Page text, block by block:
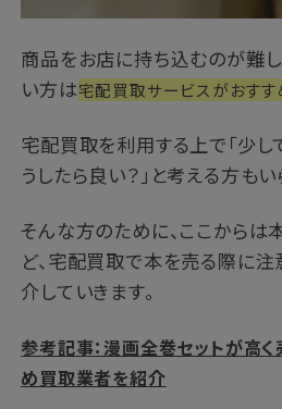
商品をお店に持ち込むのが難
い方は宅配買取サービスがおすす
宅配買取を利用する上で「少
うしたら良い？」と考える方もい
そんな方のために、ここからは
ど、宅配買取で本を売る際に
介していきます。
参考記事：漫画全巻セットが高
め買取業者を紹介